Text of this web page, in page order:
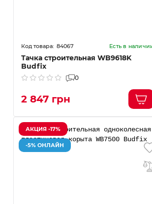
84067 Есть в
Тачка строительная WB9618K
Budfix
0
2 847 грн
АКЦИЯ -17%
-5% ОНЛАЙН